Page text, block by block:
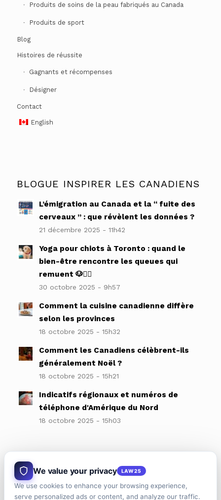
Produits de soins de la peau fabriqués au Canada
Produits de sport
Blog
Histoires de réussite
Gagnants et récompenses
Désigner
Contact
English
BLOGUE INSPIRER LES CANADIENS
L’émigration au Canada et la “ fuite des
cerveaux ” : que révèlent les données ?
21 décembre 2025 - 11h42
Yoga pour chiots à Toronto : quand le
bien-être rencontre les queues qui
remuent 🐶🧘‍♀️
30 octobre 2025 - 9h57
Comment la cuisine canadienne diffère
selon les provinces
18 octobre 2025 - 15h32
Comment les Canadiens célèbrent-ils
généralement Noël ?
18 octobre 2025 - 15h21
Indicatifs régionaux et numéros de
téléphone d'Amérique du Nord
18 octobre 2025 - 15h03
ADRESSE
Montréal, Québec, Canada
We value your privacy LAW25
We use cookies to enhance your browsing experience,
serve personalized ads or content, and analyze our traffic.